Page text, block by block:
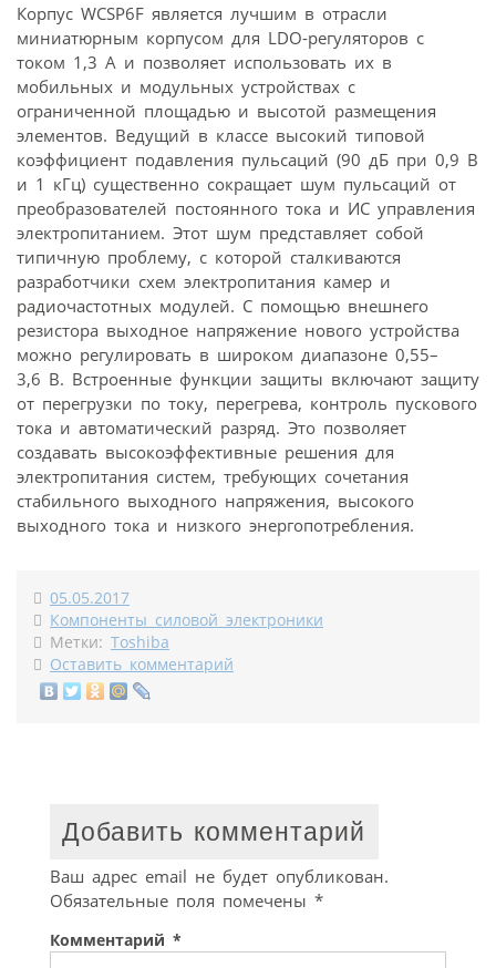
Корпус WCSP6F является лучшим в отрасли
миниатюрным корпусом для LDO-регуляторов с
током 1,3 А и позволяет использовать их в
мобильных и модульных устройствах с
ограниченной площадью и высотой размещения
элементов. Ведущий в классе высокий типовой
коэффициент подавления пульсаций (90 дБ при 0,9 В
и 1 кГц) существенно сокращает шум пульсаций от
преобразователей постоянного тока и ИС управления
электропитанием. Этот шум представляет собой
типичную проблему, с которой сталкиваются
разработчики схем электропитания камер и
радиочастотных модулей. С помощью внешнего
резистора выходное напряжение нового устройства
можно регулировать в широком диапазоне 0,55–
3,6 В. Встроенные функции защиты включают защиту
от перегрузки по току, перегрева, контроль пускового
тока и автоматический разряд. Это позволяет
создавать высокоэффективные решения для
электропитания систем, требующих сочетания
стабильного выходного напряжения, высокого
выходного тока и низкого энергопотребления.
05.05.2017
Компоненты силовой электроники
Метки: Toshiba
Оставить комментарий
Добавить комментарий
Ваш адрес email не будет опубликован.
Обязательные поля помечены *
Комментарий *